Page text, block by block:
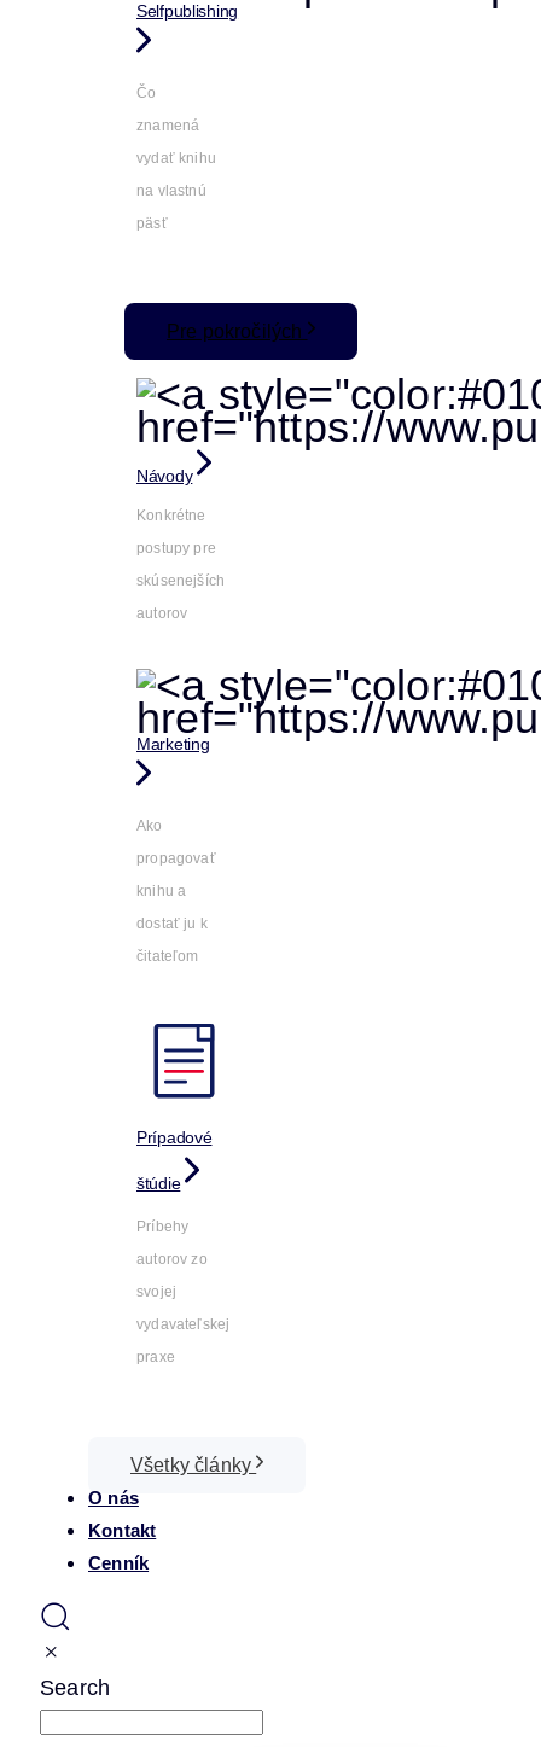
Selfpublishing
Čo
znamená
vydať knihu
na vlastnú
päsť
Pre pokročilých
Návody
Konkrétne
postupy pre
skúsenejších
autorov
Marketing
Ako
propagovať
knihu a
dostať ju k
čitateľom
Prípadové
štúdie
Príbehy
autorov zo
svojej
vydavateľskej
praxe
Všetky články
O nás
Kontakt
Cenník
Search